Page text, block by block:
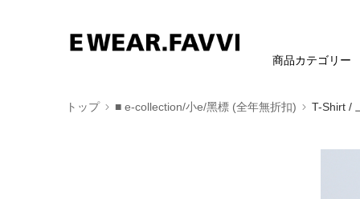
商品カテゴリー
トップ ■ e-collection/小e/黑標 (全年無折扣) T-Shirt /